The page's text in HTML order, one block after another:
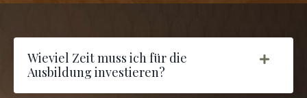
Wieviel Zeit muss ich für die
Ausbildung investieren?